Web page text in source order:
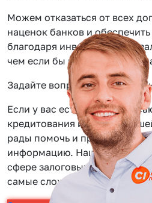
Можем отказаться от всех
наценок банков и
благодаря инвестиции под
чем если бы вы обращались
Задайте вопрос нашему
Если у вас есть вопросы
кредитования или услуг
рады помочь и
информацию. Наши
сфере залоговых займов,
самые сложные задачи.